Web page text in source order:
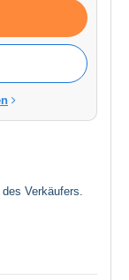
Verkäufers.